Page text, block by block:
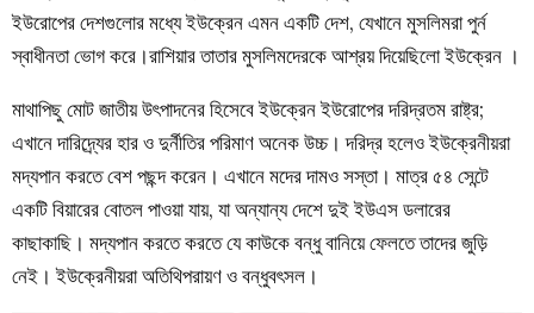
ইউরোপের দেশগুলোর মধ্যে ইউক্রেন এমন একটি দেশ, যেখানে মুসলিমরা পুর্ন
স্বাধীনতা ভোগ করে।রাশিয়ার তাতার মুসলিমদেরকে আশ্রয় দিয়েছিলো ইউক্রেন ।
মাথাপিছু মোট জাতীয় উৎপাদনের হিসেবে ইউক্রেন ইউরোপের দরিদ্রতম রাষ্ট্র;
এখানে দারিদ্র্যের হার ও দুর্নীতির পরিমাণ অনেক উচ্চ। দরিদ্র হলেও ইউক্রেনীয়রা
মদ্যপান করতে বেশ পছন্দ করেন। এখানে মদের দামও সস্তা। মাত্র ৫৪ সেন্টে
একটি বিয়ারের বোতল পাওয়া যায়, যা অন্যান্য দেশে দুই ইউএস ডলারের
কাছাকাছি। মদ্যপান করতে করতে যে কাউকে বন্ধু বানিয়ে ফেলতে তাদের জুড়ি
নেই। ইউক্রেনীয়রা অতিথিপরায়ণ ও বন্ধুবৎসল।